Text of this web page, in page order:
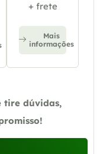
+ frete
Mais
informações
tire dúvidas,